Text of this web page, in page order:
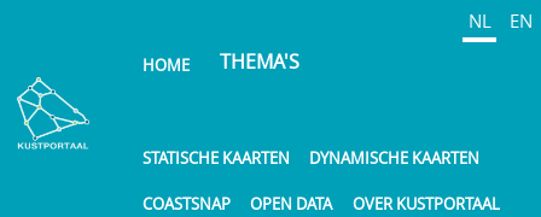
de
inhoud
gaan
NL EN
HOME THEMA'S
STATISCHE KAARTEN DYNAMISCHE KAARTEN
COASTSNAP OPEN DATA OVER KUSTPORTAAL